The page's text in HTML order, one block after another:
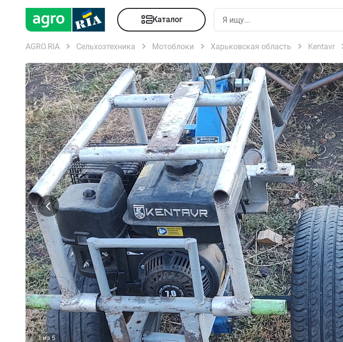
Каталог
AGRO.RIA Сельхозтехника Мотоблоки Харьковская область Kentavr
1из 5